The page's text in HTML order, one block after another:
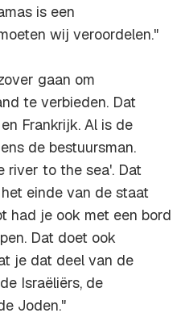
is een
wij veroordelen."
gaan om
te verbieden. Dat
Frankrijk. Al is de
de bestuursman.
river to the sea'. Dat
einde van de staat
had je ook met een bord
Dat doet ook
je dat deel van de
Israëliërs, de
Joden."